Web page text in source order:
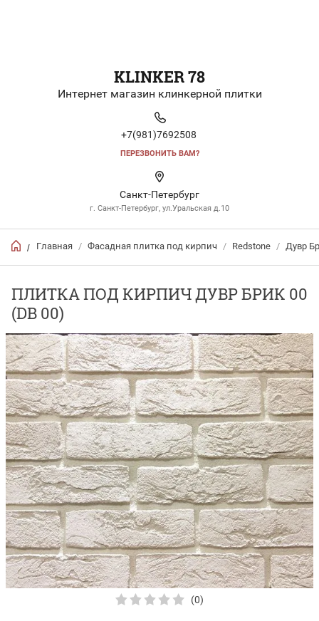
KLINKER 78
Интернет магазин клинкерной плитки
+7(981)7692508
ПЕРЕЗВОНИТЬ ВАМ?
Санкт-Петербург
г. Санкт-Петербург, ул.Уральская д.10
/ Главная / Фасадная плитка под кирпич / Redstone / Дувр
ПЛИТКА ПОД КИРПИЧ ДУВР БРИК 00
(DB 00)
(0)